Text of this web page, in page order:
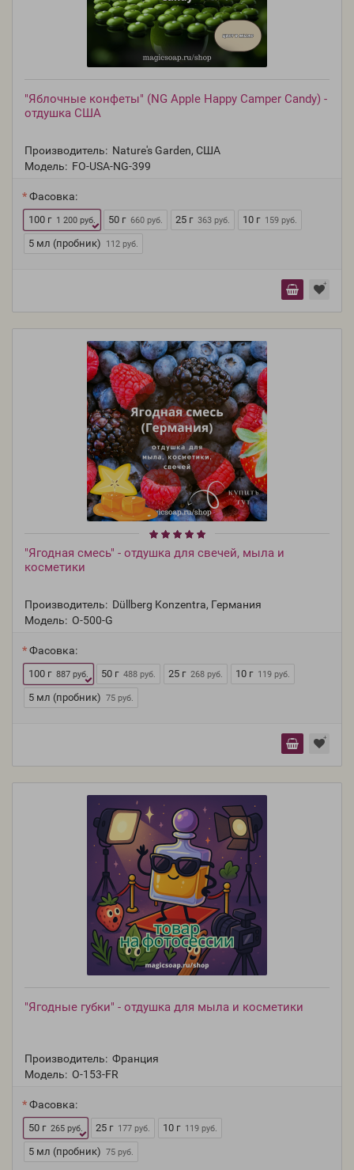
"Яблочные конфеты" (NG Apple Happy Camper Candy) -
отдушка США
Производитель: Nature's Garden, США
Модель: FO-USA-NG-399
Фасовка:
100 г 1 200 руб. 50 г 660 руб. 25 г 363 руб. 10 г 159 руб.
5 мл (пробник) 112 руб.
"Ягодная смесь" - отдушка для свечей, мыла и
косметики
Производитель: Düllberg Konzentra, Германия
Модель: O-500-G
Фасовка:
100 г 887 руб. 50 г 488 руб. 25 г 268 руб. 10 г 119 руб.
5 мл (пробник) 75 руб.
"Ягодные губки" - отдушка для мыла и косметики
Производитель: Франция
Модель: O-153-FR
Фасовка:
50 г 265 руб. 25 г 177 руб. 10 г 119 руб.
5 мл (пробник) 75 руб.